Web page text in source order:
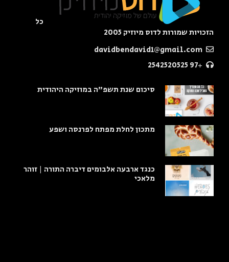
כל
הזכויות שמורות לדוס מיוזיק 2005
+97 2542520525
סיכום שנת תשפ"ה במוזיקה היהודית
מתכון לחלת מפתח לפרנסה ושפע
כנגד ארבעה אלבומים דיברה התורה | זוהר
מלאכי